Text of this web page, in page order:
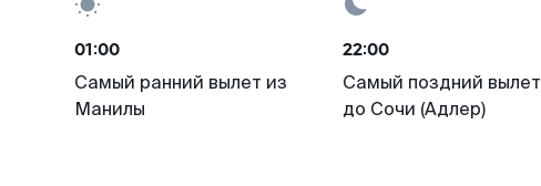
01:00
Самый ранний вылет из
Манилы
22:00
Самый поздний вылет
до Сочи (Адлер)